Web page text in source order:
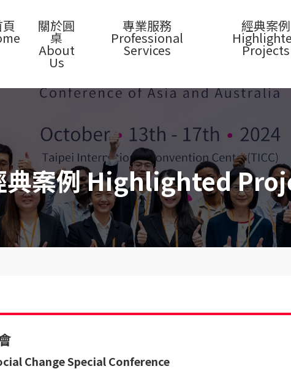
關於圓
桌
About
Us
專業服務
Professional
Services
經典案例
Projects
典案例 Highlighted
Change Special Conference